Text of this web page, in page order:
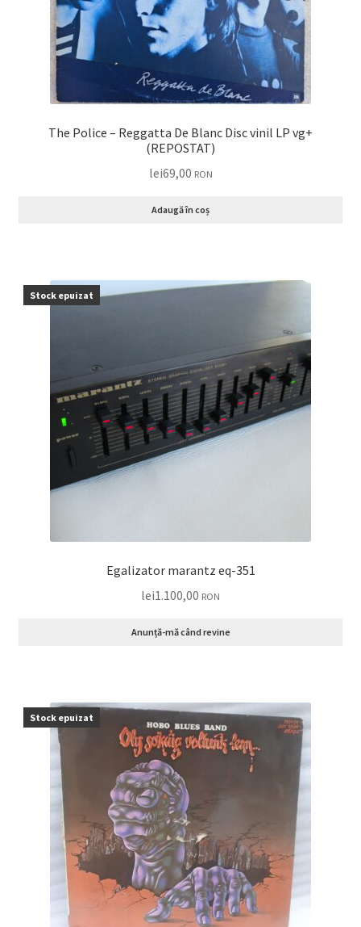
The Police – Reggatta De Blanc Disc vinil LP vg+
(REPOSTAT)
lei69,00 RON
Adaugă în coș
Stock epuizat
Egalizator marantz eq-351
lei1.100,00 RON
Anunță-mă când revine
Stock epuizat